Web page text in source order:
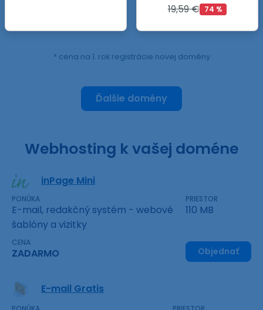
* cena na 1. rok registrácie novej domény
Ďalšie domény
Webhosting k vašej doméne
inPage Mini
PONÚKA
E-mail, redakčný systém - webové
šablóny a vizitky
PRIESTOR
110 MB
CENA
ZADARMO Objednať
E-mail Gratis